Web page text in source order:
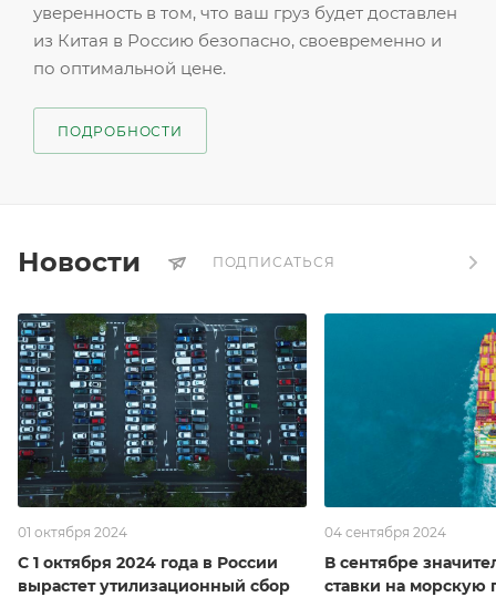
уверенность в том, что ваш груз будет доставлен
из Китая в Россию безопасно, своевременно и
по оптимальной цене.
ПОДРОБНОСТИ
Новости ПОДПИСАТЬСЯ
01 октября 2024
С 1 октября 2024 года в России
вырастет утилизационный сбор
04 сентября 2024
В сентябре
ставки на морскую